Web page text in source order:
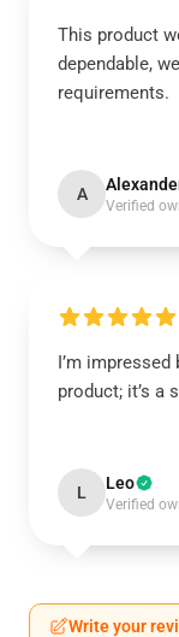
This product
dependable,
requirements.
A
Verified
I’m
product; it’s a
L Leo
Verified
Write your